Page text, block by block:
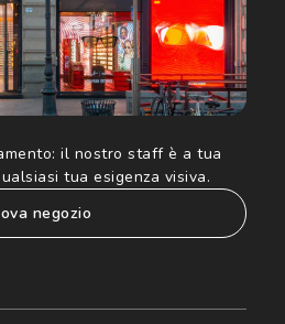
il nostro staff è a tua
tua esigenza visiva.
negozio